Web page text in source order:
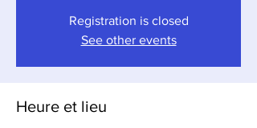
Registration is closed
See other events
Heure et lieu